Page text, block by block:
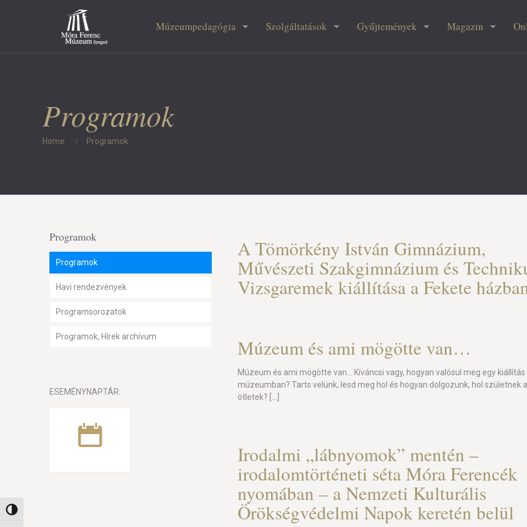
Nagy kontraszt váltása
Múzeumpedagógia Szolgáltatások Gyűjtemények Magazin
Programok
Home Programok
Programok
Programok
Havi rendezvények
Programsorozatok
Programok, Hírek archívum
ESEMÉNYNAPTÁR:
A Tömörkény István Gimnázium,
Művészeti Szakgimnázium és
Vizsgaremek kiállítása a Fekete
Múzeum és ami mögötte van…
Múzeum és ami mögötte van… Kíváncsi vagy, hogyan valósul meg egy kiállítás
múzeumban? Tarts velünk, lesd meg hol és hogyan dolgozunk, hol születnek
ötletek?
Irodalmi „lábnyomok” mentén –
irodalomtörténeti séta Móra Ferencék
nyomában – a Nemzeti Kulturális
Örökségvédelmi Napok keretén belül